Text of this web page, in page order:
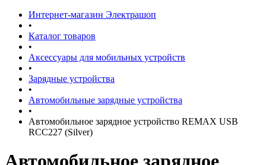
Интернет-магазин Электрашоп
•
Каталог товаров
•
Аксессуары для мобильных устройств
•
Зарядные устройства
•
Автомобильные зарядные устройства
•
Автомобильное зарядное устройство REMAX USB
RCC227 (Silver)